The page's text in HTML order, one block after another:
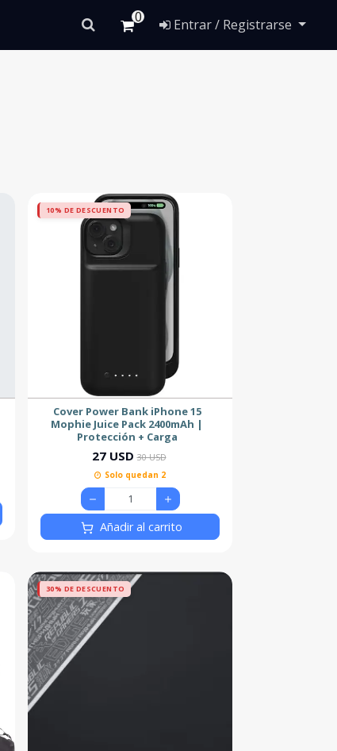
0 Entrar / Registrarse
10% DE DESCUENTO
Cover Power Bank iPhone 15
Mophie Juice Pack 2400mAh |
Protección + Carga
27 USD 30 USD
Solo quedan 2
Añadir al carrito
30% DE DESCUENTO